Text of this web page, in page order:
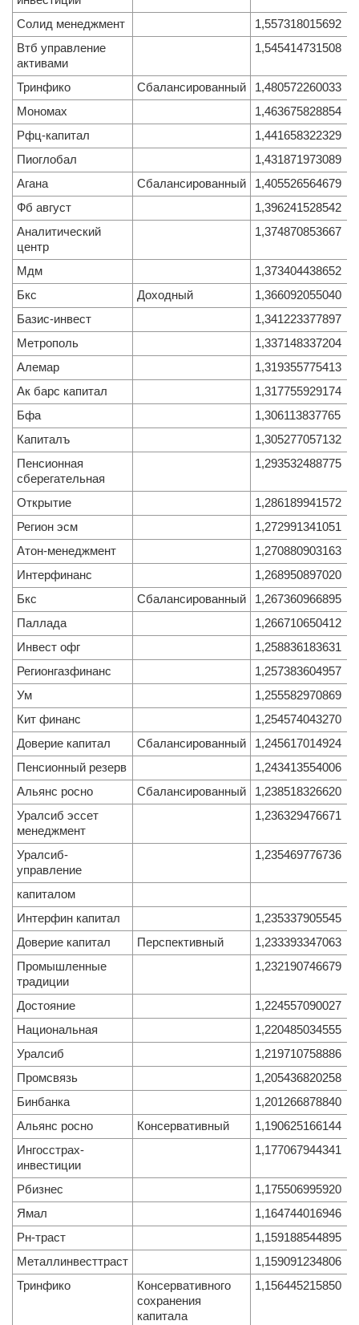
Солид менеджмент
1,557318015692
Втб управление
активами
1,545414731508
Тринфико Сбалансированный
1,480572260033
Мономах
1,463675828854
Рфц-капитал
1,441658322329
Пиоглобал
1,431871973089
Агана
Сбалансированный
1,405526564679
Фб август
1,396241528542
Аналитический
центр
1,374870853667
Мдм
1,373404438652
Бкс
Доходный
1,366092055040
Базис-инвест
1,341223377897
Метрополь
1,337148337204
Алемар
1,319355775413
Ак барс капитал
1,317755929174
Бфа
1,306113837765
Капиталъ
1,305277057132
Пенсионная
сберегательная
1,293532488775
Открытие
1,286189941572
Регион эсм
1,272991341051
Атон-менеджмент
1,270880903163
Интерфинанс
1,268950897020
Бкс
Сбалансированный
1,267360966895
Паллада
1,266710650412
Инвест офг
1,258836183631
Регионгазфинанс
1,257383604957
Ум
1,255582970869
Кит финанс
1,254574043270
Доверие капитал
Сбалансированный
1,245617014924
Пенсионный резерв
1,243413554006
Альянс росно
Сбалансированный
1,238518326620
Уралсиб эссет
менеджмент
1,236329476671
Уралсиб-
управление
1,235469776736
капиталом
Интерфин капитал
1,235337905545
Доверие капитал
Перспективный
1,233393347063
Промышленные
традиции
1,232190746679
Достояние
1,224557090027
Национальная
1,220485034555
Уралсиб
1,219710758886
Промсвязь
1,205436820258
Бинбанка
1,201266878840
Альянс росно
Консервативный
1,190625166144
Ингосстрах-
инвестиции
1,177067944341
Рбизнес
1,175506995920
Ямал
1,164744016946
Рн-траст
1,159188544895
Металлинвесттраст
1,159091234806
Тринфико
Консервативного
сохранения
капитала
1,156445215850